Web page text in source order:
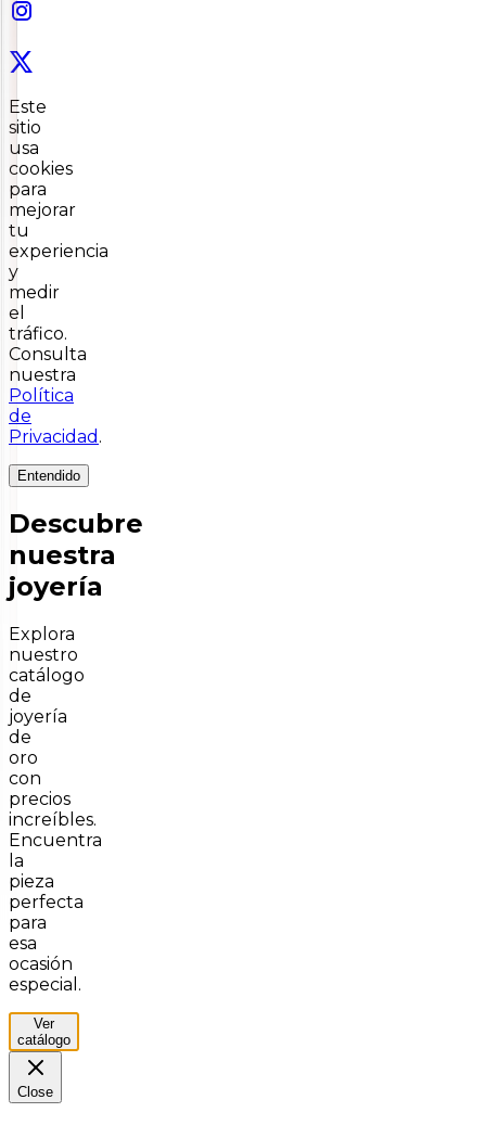
Este
sitio
usa
cookies
para
mejorar
tu
experiencia
y
medir
el
tráfico.
Consulta
nuestra
Política
de
Privacidad .
Entendido
Descubre
nuestra
joyería
Explora
nuestro
catálogo
de
joyería
de
oro
con
precios
increíbles.
Encuentra
la
pieza
perfecta
para
esa
ocasión
especial.
Ver
catálogo
Close